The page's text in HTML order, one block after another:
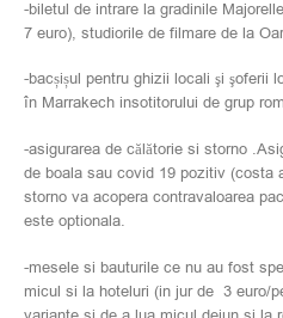
-biletul de intrare la gradinile
7 euro), studiorile de filmare de la
-bacșișul pentru ghizii locali şi şoferii
în Marrakech insotitorului de grup
-asigurarea de călătorie si storno
de boala sau covid 19 pozitiv (costa
storno va acopera contravaloarea
este optionala.
-mesele si bauturile ce nu au fost
micul si la hoteluri (in jur de 3 euro/